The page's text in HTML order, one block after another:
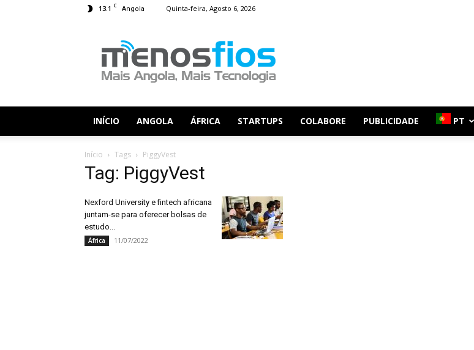
13.1 C Angola Quinta-feira, Agosto 6, 2026
Fios
INÍCIO ANGOLA ÁFRICA STARTUPS COLABORE PUBLICIDADE PT
Início Tags PiggyVest
Tag: PiggyVest
Nexford University e fintech africana
juntam-se para oferecer bolsas de
estudo...
África 11/07/2022